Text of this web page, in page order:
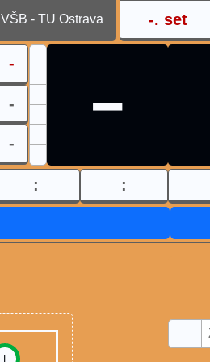
VŠB - TU Ostrava -. set
-
-
-
-
: :
I